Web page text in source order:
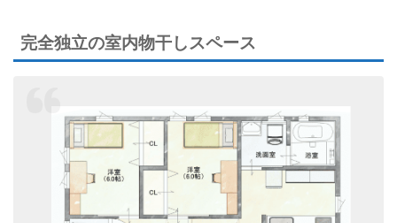
完全独立の室内物干しスペース